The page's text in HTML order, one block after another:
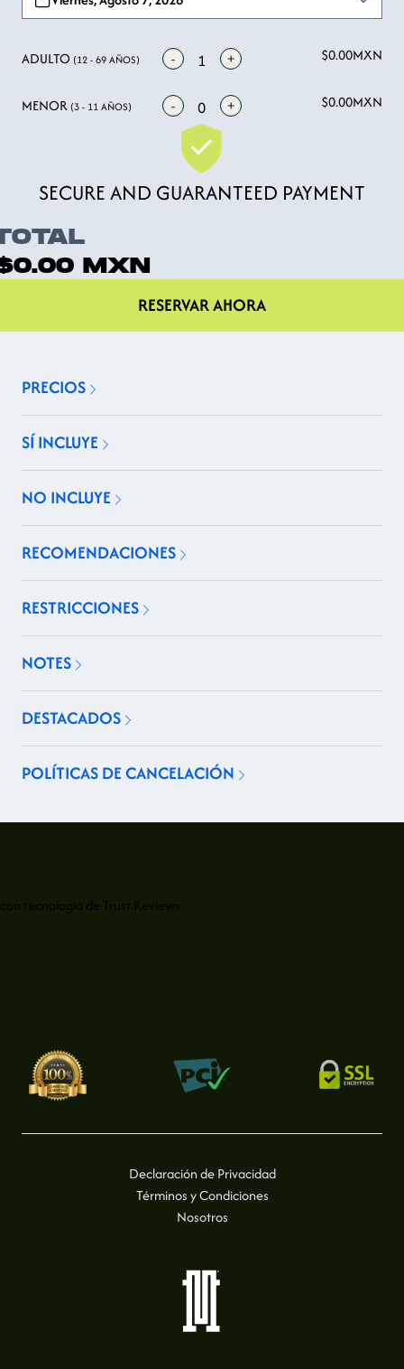
ADULTO (12 - 69 AÑOS) - 1 + $0.00MXN
MENOR (3 - 11 AÑOS) - 0 + $0.00MXN
SECURE AND GUARANTEED PAYMENT
MXN
RESERVAR AHORA
PRECIOS
SÍ INCLUYE
NO INCLUYE
RECOMENDACIONES
RESTRICCIONES
NOTES
DESTACADOS
POLÍTICAS DE CANCELACIÓN
con tecnología de Trust.Reviews
Declaración de Privacidad
Términos y Condiciones
Nosotros